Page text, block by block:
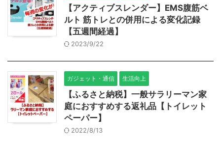
【アクティブスレンダー】EMS腹筋ベ
ルト 筋トレとの併用による変化記録
【五週間経過】
2023/9/22
ガジェット・通信 生活向上
【ふるさと納税】一般サラリーマン家
庭におすすめする返礼品【トイレット
ペーパー】
2022/8/13